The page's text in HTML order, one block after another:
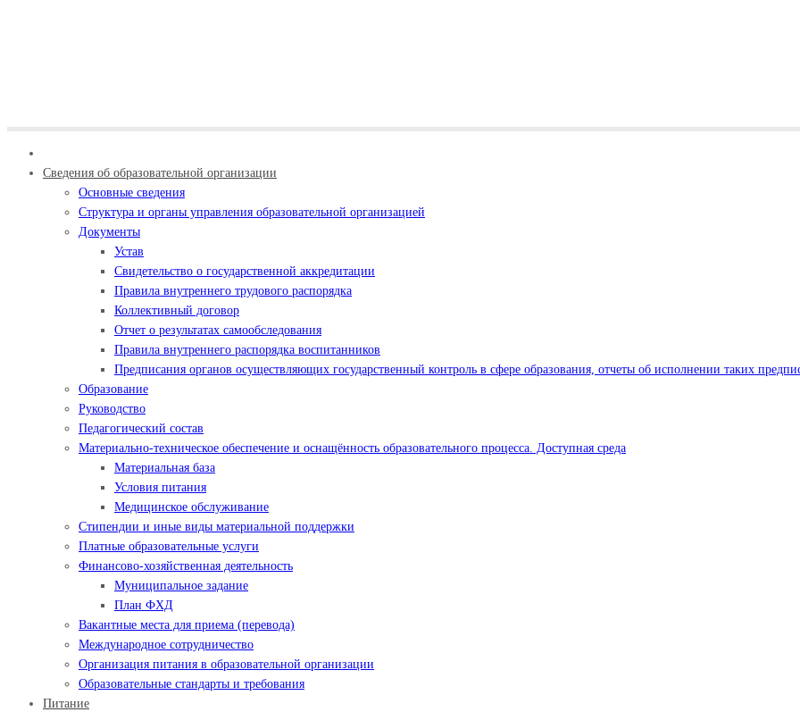
Сведения об образовательной организации
Основные сведения
Структура и органы управления образовательной организацией
Документы
Устав
Свидетельство о государственной аккредитации
Правила внутреннего трудового распорядка
Коллективный договор
Отчет о результатах самообследования
Правила внутреннего распорядка воспитанников
Предписания органов осуществляющих государственный контроль в сфере образования, отчеты об исполнении таких
Образование
Руководство
Педагогический состав
Материально-техническое обеспечение и оснащённость образовательного процесса. Доступная среда
Материальная база
Условия питания
Медицинское обслуживание
Стипендии и иные виды материальной поддержки
Платные образовательные услуги
Финансово-хозяйственная деятельность
Муниципальное задание
План ФХД
Вакантные места для приема (перевода)
Международное сотрудничество
Организация питания в образовательной организации
Образовательные стандарты и требования
Питание